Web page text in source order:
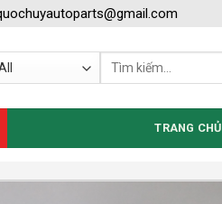
TRANG CHỦ